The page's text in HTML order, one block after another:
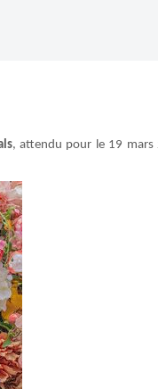
, attendu pour le 19 mars